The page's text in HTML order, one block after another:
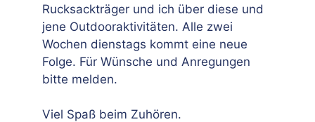
Rucksackträger und ich über diese und
jene Outdooraktivitäten. Alle zwei
Wochen dienstags kommt eine neue
Folge. Für Wünsche und Anregungen
bitte melden.
Viel Spaß beim Zuhören.